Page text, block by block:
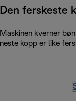
Den ferskeste
Maskinen kverner
neste kopp er like